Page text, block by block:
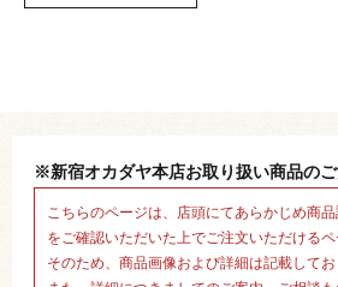
※新宿オカダヤ本店お取り扱い商品の
こちらのページは、店頭にてあらかじめ商
をご確認いただいた上でご注文いただけるペ
そのため、商品画像および詳細は記載してお